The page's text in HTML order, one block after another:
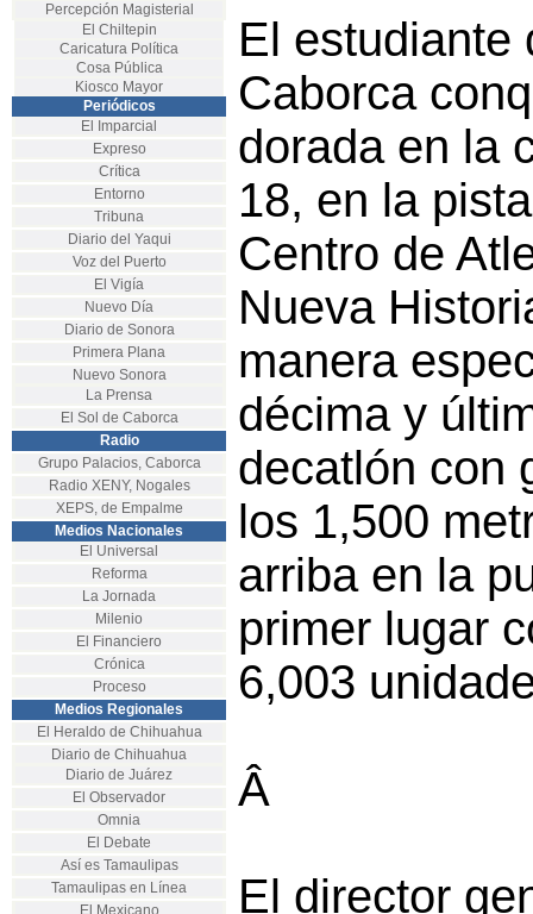
Percepción Magisterial
El Chiltepin
Caricatura Política
Cosa Pública
Kiosco Mayor
Periódicos
El Imparcial
Expreso
Crítica
Entorno
Tribuna
Diario del Yaqui
Voz del Puerto
El Vigía
Nuevo Día
Diario de Sonora
Primera Plana
Nuevo Sonora
La Prensa
El Sol de Caborca
Radio
Grupo Palacios, Caborca
Radio XENY, Nogales
XEPS, de Empalme
Medios Nacionales
El Universal
Reforma
La Jornada
Milenio
El Financiero
Crónica
Proceso
Medios Regionales
El Heraldo de Chihuahua
Diario de Chihuahua
Diario de Juárez
El Observador
Omnia
El Debate
Así es Tamaulipas
Tamaulipas en Línea
El Mexicano
El estudiante
Caborca
dorada en la
18, en la
Centro de
Nueva
manera
décima y
decatlón con
los 1,500
arriba en la
primer lugar
6,003
Â
El director